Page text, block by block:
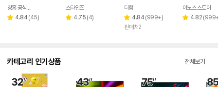
페이
창홍 공식스토어
별 4.84 리
(45)
페이
스타인즈
별 4.75 리
(4)
더함
별
점
4.84 리
(999+)
판매처2
이노스 스토어
별 4.82 리
(
카테고리 인기상품 전체보기